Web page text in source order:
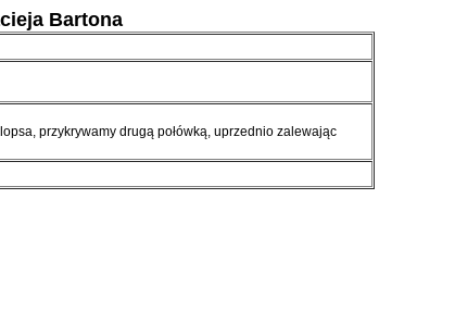
Bartona
przykrywamy drugą połówką, uprzednio zalewając